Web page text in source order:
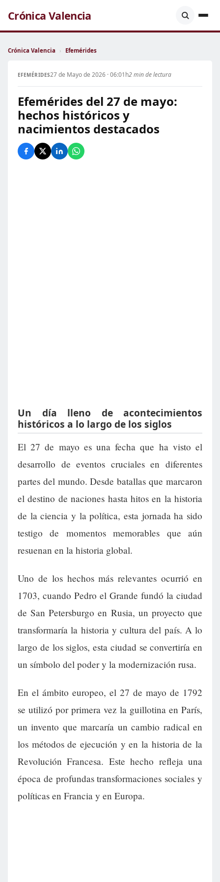
Crónica Valencia
Crónica Valencia › Efemérides
EFEMÉRIDES27 de Mayo de 2026 · 06:01h2 min de lectura
Efemérides del 27 de mayo:
hechos históricos y
nacimientos destacados
Un día lleno de acontecimientos
históricos a lo largo de los siglos
El 27 de mayo es una fecha que ha visto el
desarrollo de eventos cruciales en diferentes
partes del mundo. Desde batallas que marcaron
el destino de naciones hasta hitos en la historia
de la ciencia y la política, esta jornada ha sido
testigo de momentos memorables que aún
resuenan en la historia global.
Uno de los hechos más relevantes ocurrió en
1703, cuando Pedro el Grande fundó la ciudad
de San Petersburgo en Rusia, un proyecto que
transformaría la historia y cultura del país. A lo
largo de los siglos, esta ciudad se convertiría en
un símbolo del poder y la modernización rusa.
En el ámbito europeo, el 27 de mayo de 1792
se utilizó por primera vez la guillotina en París,
un invento que marcaría un cambio radical en
los métodos de ejecución y en la historia de la
Revolución Francesa. Este hecho refleja una
época de profundas transformaciones sociales y
políticas en Francia y en Europa.